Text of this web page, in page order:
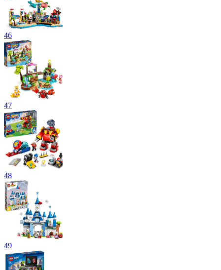
46
47
48
49